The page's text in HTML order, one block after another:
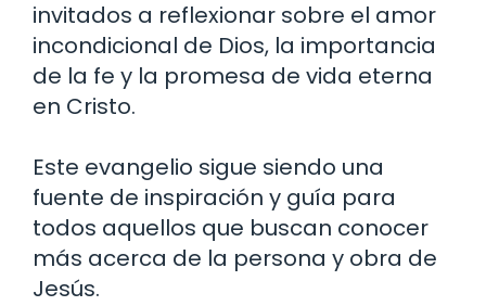
invitados a reflexionar sobre el amor
incondicional de Dios, la importancia
de la fe y la promesa de vida eterna
en Cristo.
Este evangelio sigue siendo una
fuente de inspiración y guía para
todos aquellos que buscan conocer
más acerca de la persona y obra de
Jesús.